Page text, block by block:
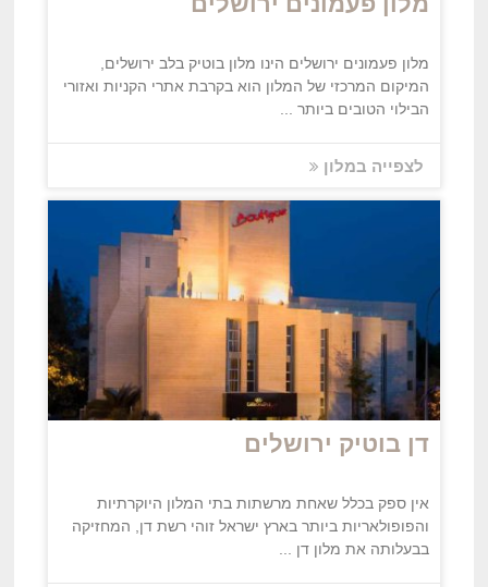
מלון פעמונים ירושלים הינו מלון בוטיק בלב ירושלים,
המיקום המרכזי של המלון הוא בקרבת אתרי הקניות ואזורי
הבילוי הטובים ביותר ...
לצפייה במלון
דן בוטיק ירושלים
אין ספק בכלל שאחת מרשתות בתי המלון היוקרתיות
והפופולאריות ביותר בארץ ישראל זוהי רשת דן, המחזיקה
בבעלותה את מלון דן ...